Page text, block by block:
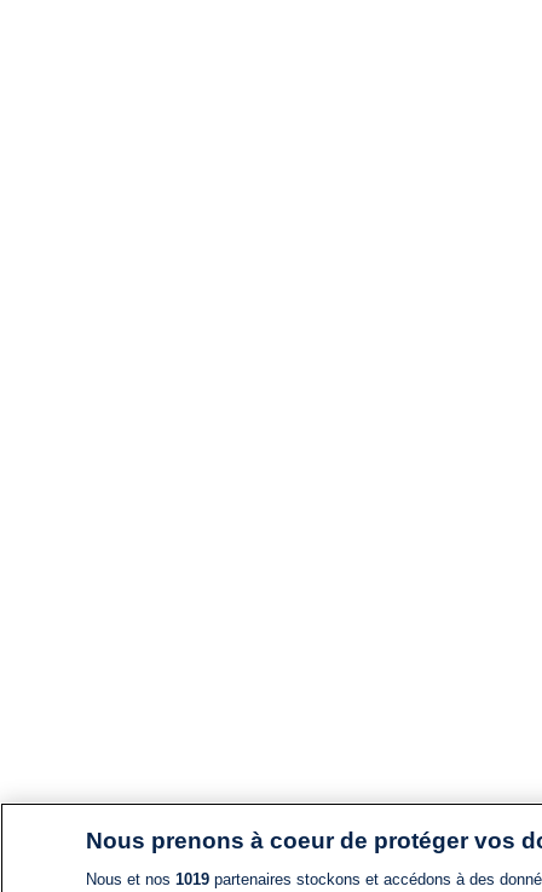
Nous prenons à coeur de protéger vos
Nous et nos 1019partenaires stockons et accédons à des